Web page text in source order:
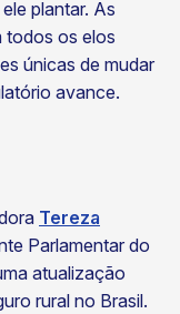
plantar. As
todos os elos
únicas de mudar
avance.
Tereza
Parlamentar do
atualização
rural no Brasil.